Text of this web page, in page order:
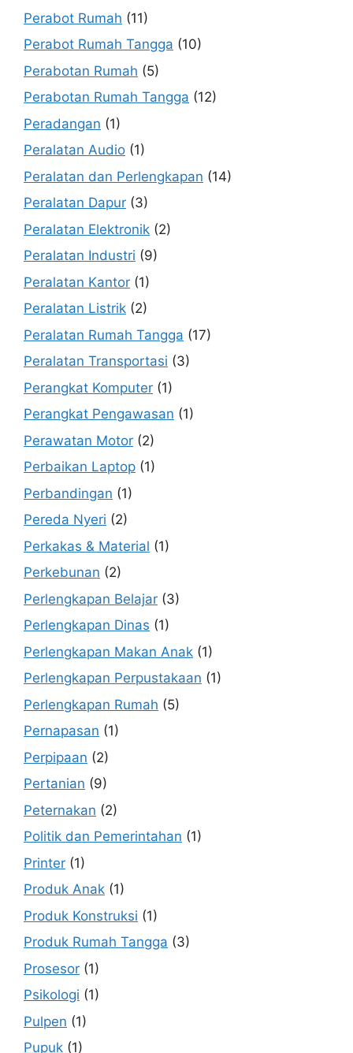
Perabot Rumah (11)
Perabot Rumah Tangga (10)
Perabotan Rumah (5)
Perabotan Rumah Tangga (12)
Peradangan (1)
Peralatan Audio (1)
Peralatan dan Perlengkapan (14)
Peralatan Dapur (3)
Peralatan Elektronik (2)
Peralatan Industri (9)
Peralatan Kantor (1)
Peralatan Listrik (2)
Peralatan Rumah Tangga (17)
Peralatan Transportasi (3)
Perangkat Komputer (1)
Perangkat Pengawasan (1)
Perawatan Motor (2)
Perbaikan Laptop (1)
Perbandingan (1)
Pereda Nyeri (2)
Perkakas & Material (1)
Perkebunan (2)
Perlengkapan Belajar (3)
Perlengkapan Dinas (1)
Perlengkapan Makan Anak (1)
Perlengkapan Perpustakaan (1)
Perlengkapan Rumah (5)
Pernapasan (1)
Perpipaan (2)
Pertanian (9)
Peternakan (2)
Politik dan Pemerintahan (1)
Printer (1)
Produk Anak (1)
Produk Konstruksi (1)
Produk Rumah Tangga (3)
Prosesor (1)
Psikologi (1)
Pulpen (1)
Pupuk (1)